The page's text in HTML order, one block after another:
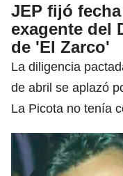
JEP fijó
exagente del
de 'El Zarco'
La diligencia
de abril se aplazó
La Picota no tenía